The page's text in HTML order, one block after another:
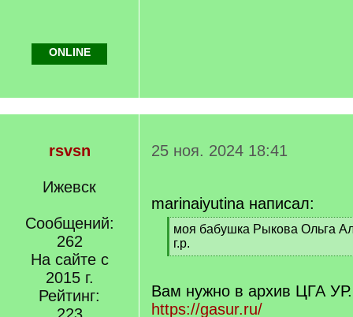
ONLINE
rsvsn
Ижевск
Сообщений:
262
На сайте с
2015 г.
Рейтинг:
25 ноя. 2024 18:41
marinaiyutina написал:
[
q
]
моя бабушка Рыкова Ольга
г.р.
[
q
]
Вам нужно в архив ЦГА
https://gasur.ru/